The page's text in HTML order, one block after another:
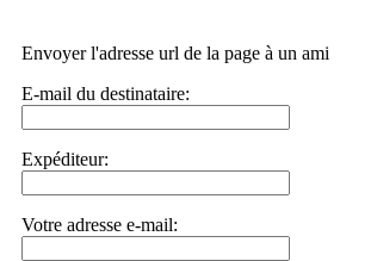
Envoyer l'adresse url de la page à un ami
E-mail du destinataire:
Expéditeur:
Votre adresse e-mail: